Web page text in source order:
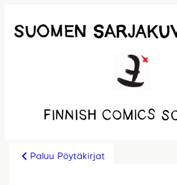
sisältöön
Paluu Pöytäkirjat